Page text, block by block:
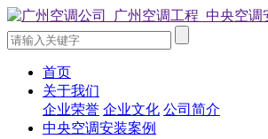
首页
关于我们
企业荣誉 企业文化 公司简介
中央空调安装案例